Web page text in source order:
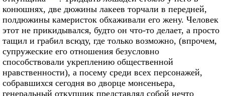
конюшнях, две дюжины лакеев торчали в передней,
полдюжины камеристок обхаживали его жену. Человек
этот не прикидывался, будто он что-то делает, а просто
тащил и грабил всюду, где только возможно, (впрочем,
супружеские его отношения безусловно
способствовали укреплению общественной
нравственности), а посему среди всех персонажей,
собравшихся сегодня во дворце монсеньера,
генеральный откупщик представлял собой нечто